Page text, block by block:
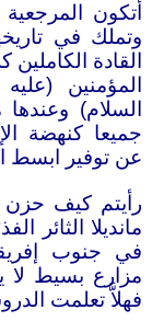
أتكون
وتملك في
القادة
المؤمنين
السلام)
جميعا كنهضة
عن توفير ابسط
رأيتم كيف حزن
مانديلا الثائر الفذ
في جنوب
مزارع بسيط لا
فهلاَّ تعلمت